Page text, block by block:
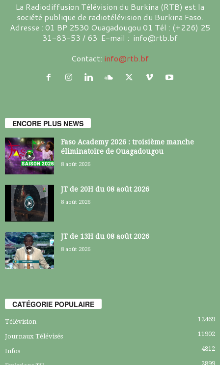
La Radiodiffusion Télévision du Burkina (RTB) est la
société publique de radiotélévision du Burkina Faso.
Adresse : 01 BP 2530 Ouagadougou 01 Tél : (+226) 25
31-83-53 / 63 E-mail : info@rtb.bf
Contact: info@rtb.bf
ENCORE PLUS NEWS
Faso Academy 2026 : troisième manche
éliminatoire de Ouagadougou
8 août 2026
JT de 20H du 08 août 2026
8 août 2026
JT de 13H du 08 août 2026
8 août 2026
CATÉGORIE POPULAIRE
Télévision 12469
Journaux Télévisés 11902
Infos 4812
2899